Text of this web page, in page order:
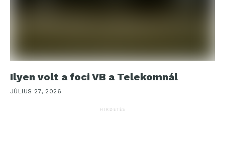
Ilyen volt a foci VB a Telekomnál
JÚLIUS 27, 2026
HIRDETÉS